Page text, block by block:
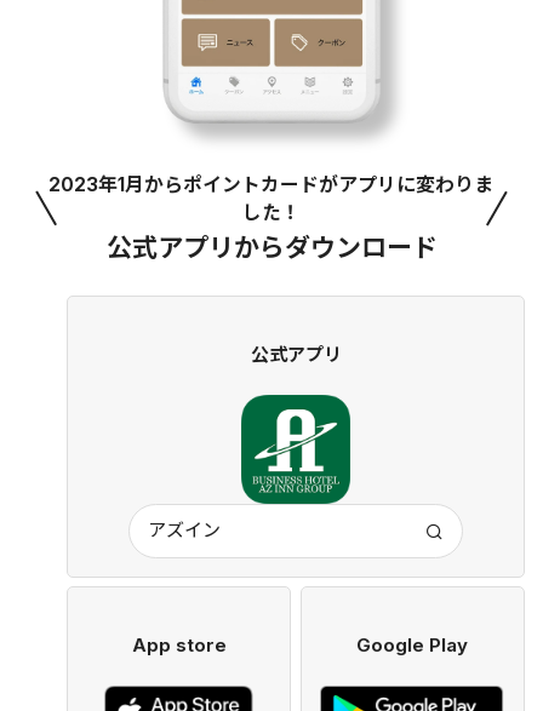
2023年1月からポイントカードがアプリに変わりま
した！
公式アプリからダウンロード
公式アプリ
アズイン
App store Google Play